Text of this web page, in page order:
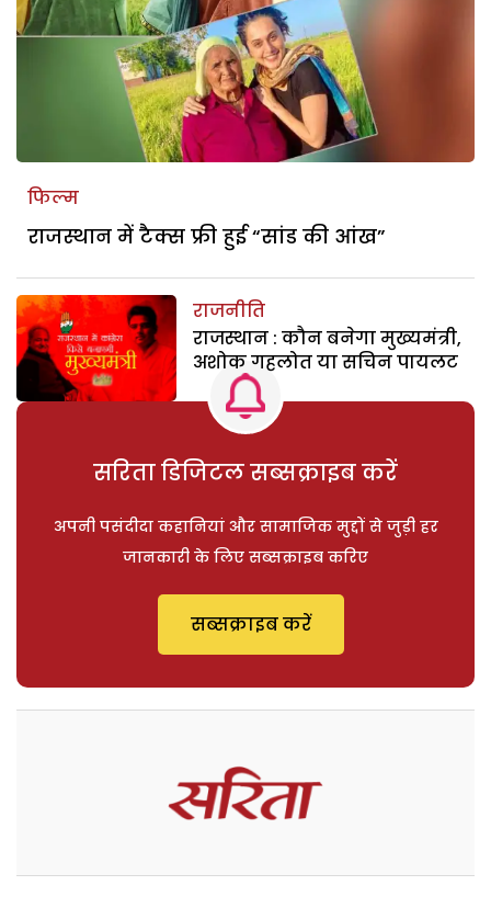
फिल्म
राजस्थान में टैक्स फ्री हुई “सांड की आंख”
राजनीति
राजस्थान : कौन बनेगा मुख्यमंत्री,
अशोक गहलोत या सचिन पायलट
सरिता डिजिटल सब्सक्राइब करें
अपनी पसंदीदा कहानियां और सामाजिक मुद्दों से जुड़ी हर
जानकारी के लिए सब्सक्राइब करिए
सब्सक्राइब करें